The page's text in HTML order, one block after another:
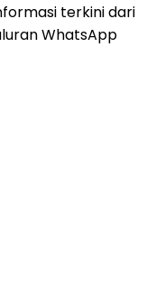
terkini dari
WhatsApp